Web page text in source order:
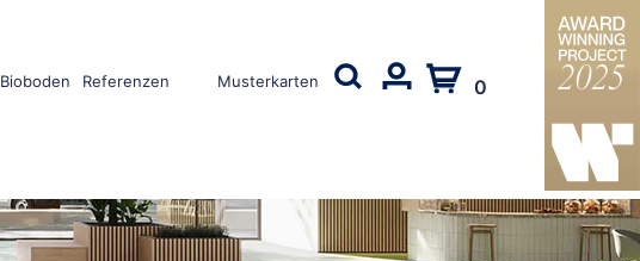
Bioboden Referenzen Musterkarten 0